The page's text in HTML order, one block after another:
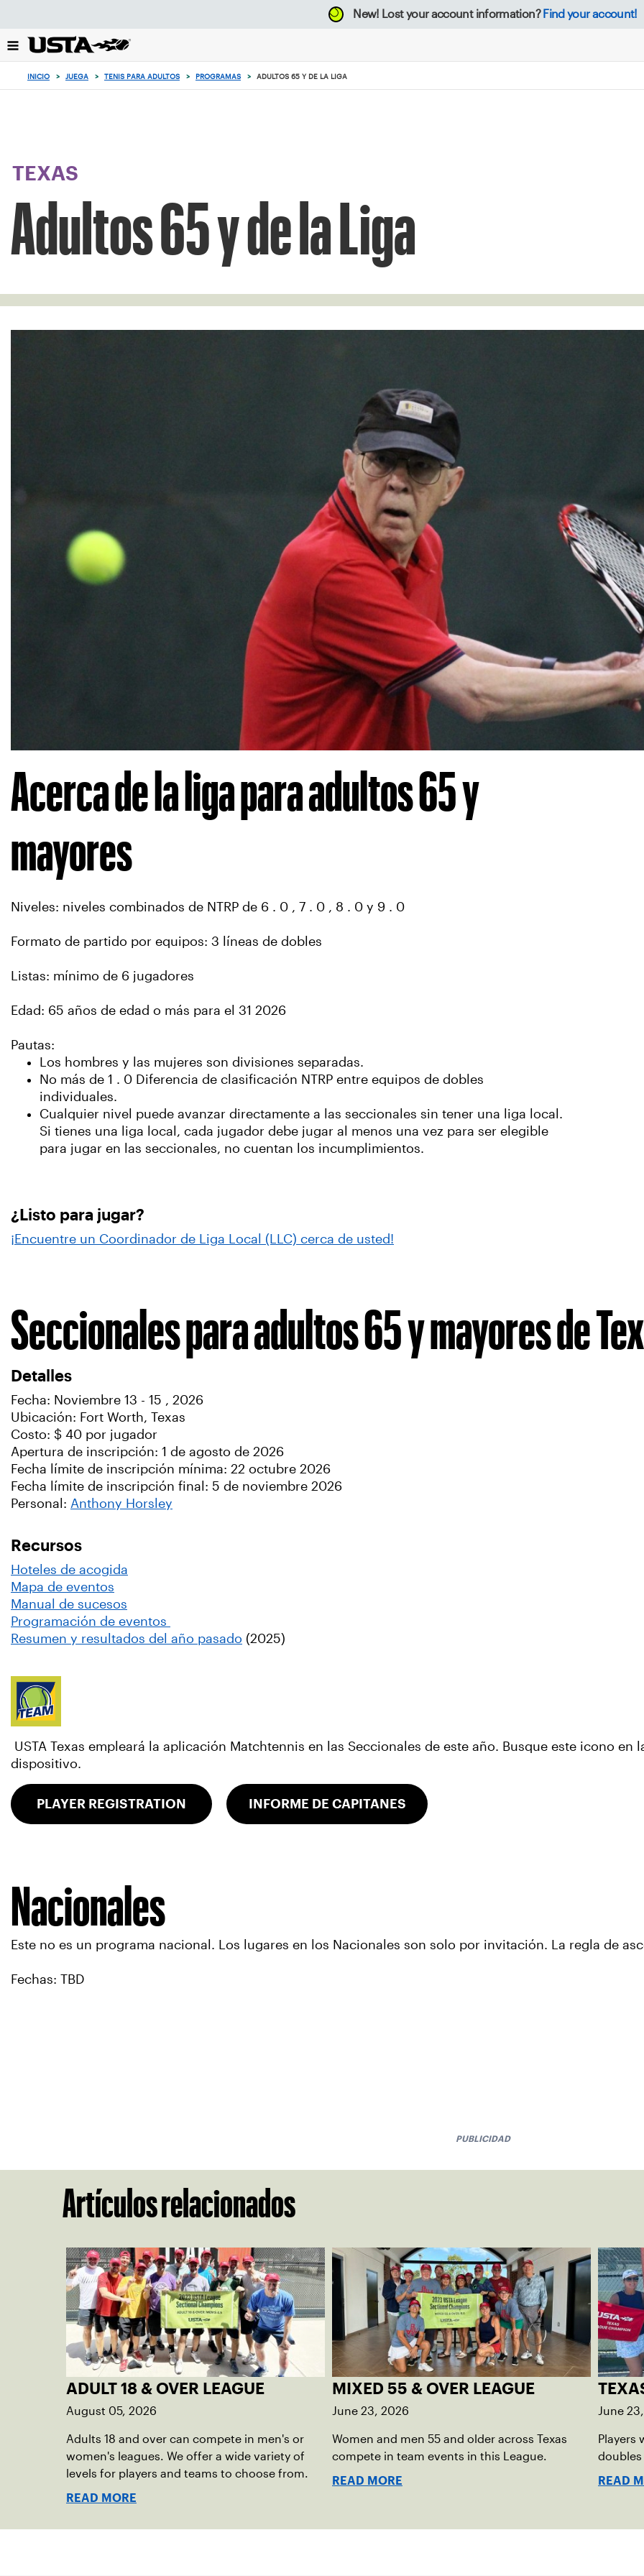
el
botón
New! Lost your account information? Find your account!
INICIO > JUEGA > TENIS PARA ADULTOS > PROGRAMAS > ADULTOS 65 Y DE LA LIGA
TEXAS
Adultos 65 y de la Liga
Acerca de la liga para adultos 65 y
mayores
Niveles: niveles combinados de NTRP de 6 . 0 , 7 . 0 , 8 . 0 y 9 . 0
Formato de partido por equipos: 3 líneas de dobles
Listas: mínimo de 6 jugadores
Edad: 65 años de edad o más para el 31 2026
Pautas:
Los hombres y las mujeres son divisiones separadas.
No más de 1 . 0 Diferencia de clasificación NTRP entre equipos de dobles
individuales.
Cualquier nivel puede avanzar directamente a las seccionales sin tener una liga local.
Si tienes una liga local, cada jugador debe jugar al menos una vez para ser elegible
para jugar en las seccionales, no cuentan los incumplimientos.
¿Listo para jugar?
¡Encuentre un Coordinador de Liga Local (LLC) cerca de usted!
Seccionales para adultos 65 y mayores de
Detalles
Fecha: Noviembre 13 - 15 , 2026
Ubicación: Fort Worth, Texas
Costo: $ 40 por jugador
Apertura de inscripción: 1 de agosto de 2026
Fecha límite de inscripción mínima: 22 octubre 2026
Fecha límite de inscripción final: 5 de noviembre 2026
Personal: Anthony Horsley
Recursos
Hoteles de acogida
Mapa de eventos
Manual de sucesos
Programación de eventos
Resumen y resultados del año pasado (2025)
USTA Texas empleará la aplicación Matchtennis en las Seccionales de este año. Busque este icono en
dispositivo.
PLAYER REGISTRATION INFORME DE CAPITANES
Nacionales
Este no es un programa nacional. Los lugares en los Nacionales son solo por invitación. La regla de
Fechas: TBD
PUBLICIDAD
Artículos relacionados
ADULT 18 & OVER LEAGUE
August 05, 2026
Adults 18 and over can compete in men's or
women's leagues. We offer a wide variety of
levels for players and teams to choose from.
READ MORE
MIXED 55 & OVER LEAGUE
June 23, 2026
Women and men 55 and older across Texas
compete in team events in this League.
READ MORE
June
Players
READ